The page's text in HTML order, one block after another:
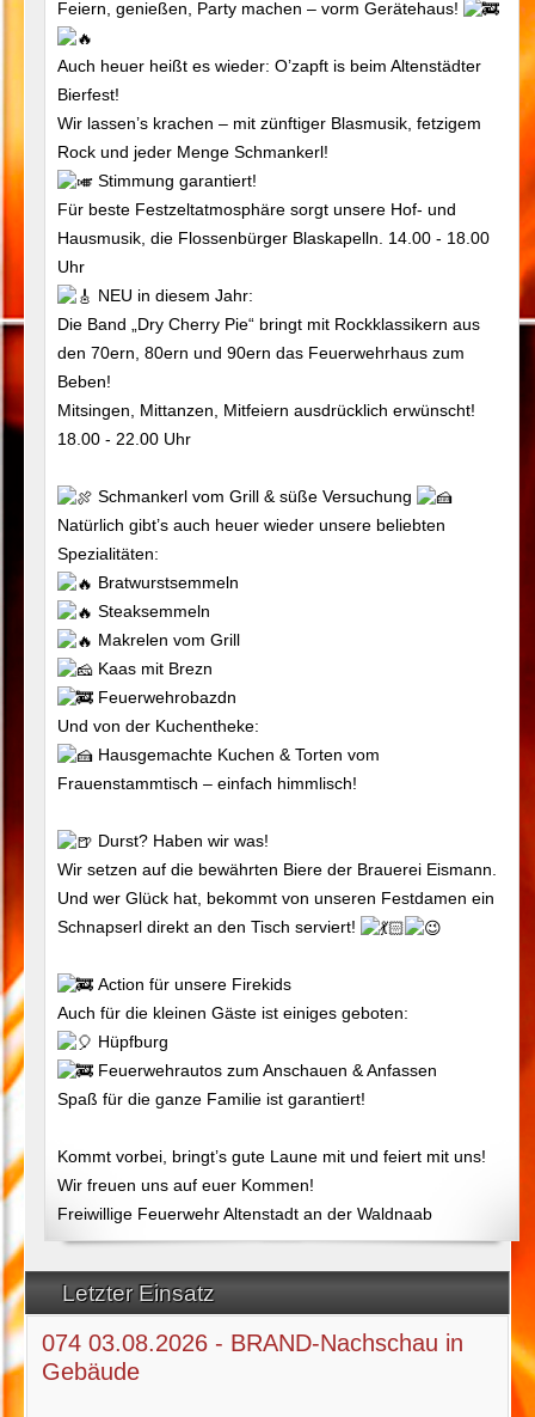
Letzter Einsatz
074 03.08.2026 - BRAND-Nachschau in
Gebäude
Feiern, genießen, Party machen – vorm Gerätehaus!
Auch heuer heißt es wieder: O’zapft is beim Altenstädter
Bierfest!
Wir lassen’s krachen – mit zünftiger Blasmusik, fetzigem
Rock und jeder Menge Schmankerl!
Stimmung garantiert!
Für beste Festzeltatmosphäre sorgt unsere Hof- und
Hausmusik, die Flossenbürger Blaskapelln. 14.00 - 18.00
Uhr
NEU in diesem Jahr:
Die Band „Dry Cherry Pie“ bringt mit Rockklassikern aus
den 70ern, 80ern und 90ern das Feuerwehrhaus zum
Beben!
Mitsingen, Mittanzen, Mitfeiern ausdrücklich erwünscht!
18.00 - 22.00 Uhr
Schmankerl vom Grill & süße Versuchung
Natürlich gibt’s auch heuer wieder unsere beliebten
Spezialitäten:
Bratwurstsemmeln
Steaksemmeln
Makrelen vom Grill
Kaas mit Brezn
Feuerwehrobazdn
Und von der Kuchentheke:
Hausgemachte Kuchen & Torten vom
Frauenstammtisch – einfach himmlisch!
Durst? Haben wir was!
Wir setzen auf die bewährten Biere der Brauerei Eismann.
Und wer Glück hat, bekommt von unseren Festdamen ein
Schnapserl direkt an den Tisch serviert!
Action für unsere Firekids
Auch für die kleinen Gäste ist einiges geboten:
Hüpfburg
Feuerwehrautos zum Anschauen & Anfassen
Spaß für die ganze Familie ist garantiert!
Kommt vorbei, bringt’s gute Laune mit und feiert mit uns!
Wir freuen uns auf euer Kommen!
Freiwillige Feuerwehr Altenstadt an der Waldnaab